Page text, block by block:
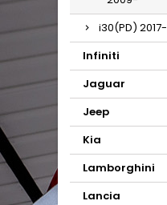
i30(PD) 2017-
Infiniti
Jaguar
Jeep
Kia
Lamborghini
Lancia